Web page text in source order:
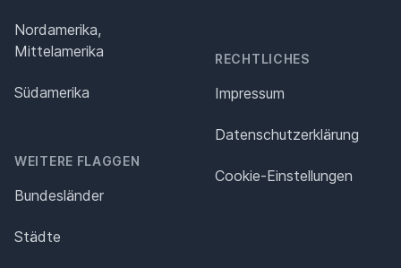
Nordamerika,
Mittelamerika
Südamerika
WEITERE FLAGGEN
Bundesländer
Städte
RECHTLICHES
Impressum
Datenschutz­erklärung
Cookie-Einstellungen